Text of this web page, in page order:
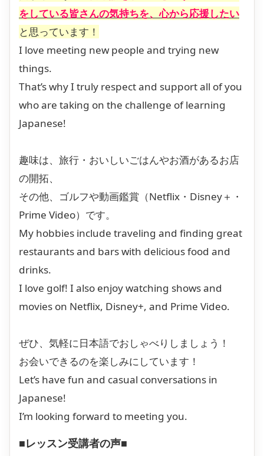
をしている皆さんの気持ちを、心から応援したい
と思っています！
I love meeting new people and trying new
things.
That’s why I truly respect and support all of you
who are taking on the challenge of learning
Japanese!
趣味は、旅行・おいしいごはんやお酒があるお店
の開拓、
その他、ゴルフや動画鑑賞（Netflix・Disney＋・
Prime Video）です。
My hobbies include traveling and finding great
restaurants and bars with delicious food and
drinks.
I love golf! I also enjoy watching shows and
movies on Netflix, Disney+, and Prime Video.
ぜひ、気軽に日本語でおしゃべりしましょう！
お会いできるのを楽しみにしています！
Let’s have fun and casual conversations in
Japanese!
I’m looking forward to meeting you.
■レッスン受講者の声■